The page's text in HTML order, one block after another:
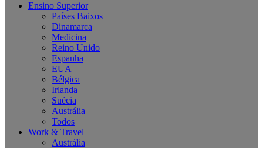
Ensino Superior
Países Baixos
Dinamarca
Medicina
Reino Unido
Espanha
EUA
Bélgica
Irlanda
Suécia
Austrália
Todos
Work & Travel
Austrália